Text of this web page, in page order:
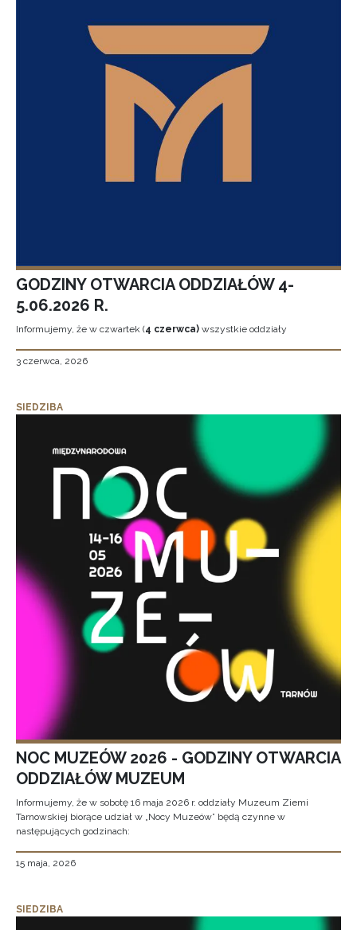
GODZINY OTWARCIA ODDZIAŁÓW 4-
5.06.2026 R.
Informujemy, że w czwartek (4 czerwca) wszystkie oddziały
3 czerwca, 2026
SIEDZIBA
NOC MUZEÓW 2026 - GODZINY OTWARCIA
ODDZIAŁÓW MUZEUM
Informujemy, że w sobotę 16 maja 2026 r. oddziały Muzeum Ziemi
Tarnowskiej biorące udział w „Nocy Muzeów” będą czynne w
następujących godzinach:
15 maja, 2026
SIEDZIBA